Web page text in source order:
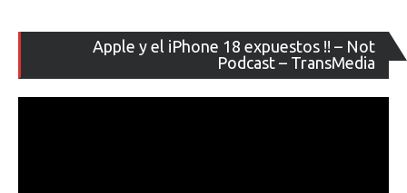
Apple y el iPhone 18 expuestos !! – Not
Podcast – TransMedia
de